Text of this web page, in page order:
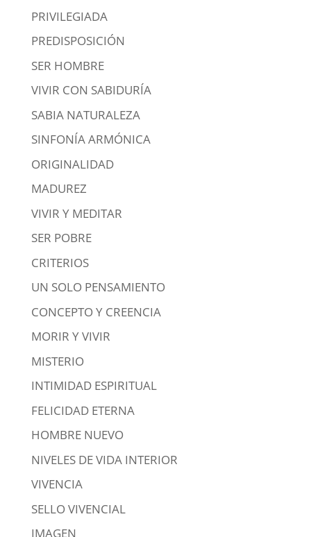
PRIVILEGIADA
PREDISPOSICIÓN
SER HOMBRE
VIVIR CON SABIDURÍA
SABIA NATURALEZA
SINFONÍA ARMÓNICA
ORIGINALIDAD
MADUREZ
VIVIR Y MEDITAR
SER POBRE
CRITERIOS
UN SOLO PENSAMIENTO
CONCEPTO Y CREENCIA
MORIR Y VIVIR
MISTERIO
INTIMIDAD ESPIRITUAL
FELICIDAD ETERNA
HOMBRE NUEVO
NIVELES DE VIDA INTERIOR
VIVENCIA
SELLO VIVENCIAL
IMAGEN